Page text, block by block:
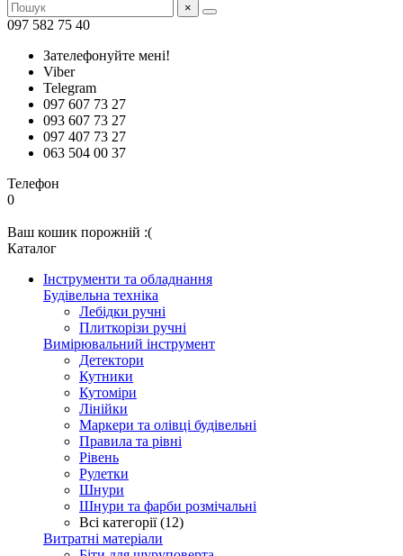
×
097 582 75 40
Зателефонуйте мені!
Viber
Telegram
097 607 73 27
093 607 73 27
097 407 73 27
063 504 00 37
Телефон
0
Ваш кошик порожній :(
Каталог
Інструменти та обладнання
Будівельна техніка
Лебідки ручні
Плиткорізи ручні
Вимірювальний інструмент
Детектори
Кутники
Кутоміри
Лінійки
Маркери та олівці будівельні
Правила та рівні
Рівень
Рулетки
Шнури
Шнури та фарби розмічальні
Всі категорії (12)
Витратні матеріали